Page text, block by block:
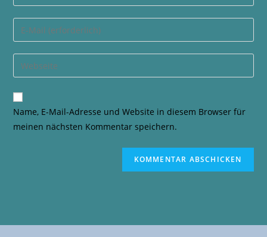
Name, E-Mail-Adresse und Website in diesem Browser für
meinen nächsten Kommentar speichern.